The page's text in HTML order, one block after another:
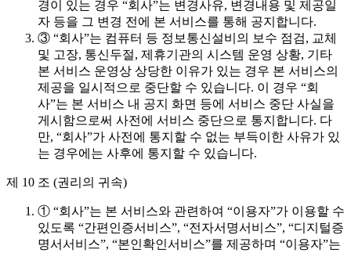
경이 있는 경우 “회사”는 변경사유, 변경내용 및 제공일
자 등을 그 변경 전에 본 서비스를 통해 공지합니다.
③ “회사”는 컴퓨터 등 정보통신설비의 보수 점검, 교체
및 고장, 통신두절, 제휴기관의 시스템 운영 상황, 기타
본 서비스 운영상 상당한 이유가 있는 경우 본 서비스의
제공을 일시적으로 중단할 수 있습니다. 이 경우 “회
사”는 본 서비스 내 공지 화면 등에 서비스 중단 사실을
게시함으로써 사전에 서비스 중단으로 통지합니다. 다
만, “회사”가 사전에 통지할 수 없는 부득이한 사유가 있
는 경우에는 사후에 통지할 수 있습니다.
제 10 조 (권리의 귀속)
① “회사”는 본 서비스와 관련하여 “이용자”가 이용할 수
있도록 “간편인증서비스”, “전자서명서비스”, “디지털증
명서서비스”, “본인확인서비스”를 제공하며 “이용자”는